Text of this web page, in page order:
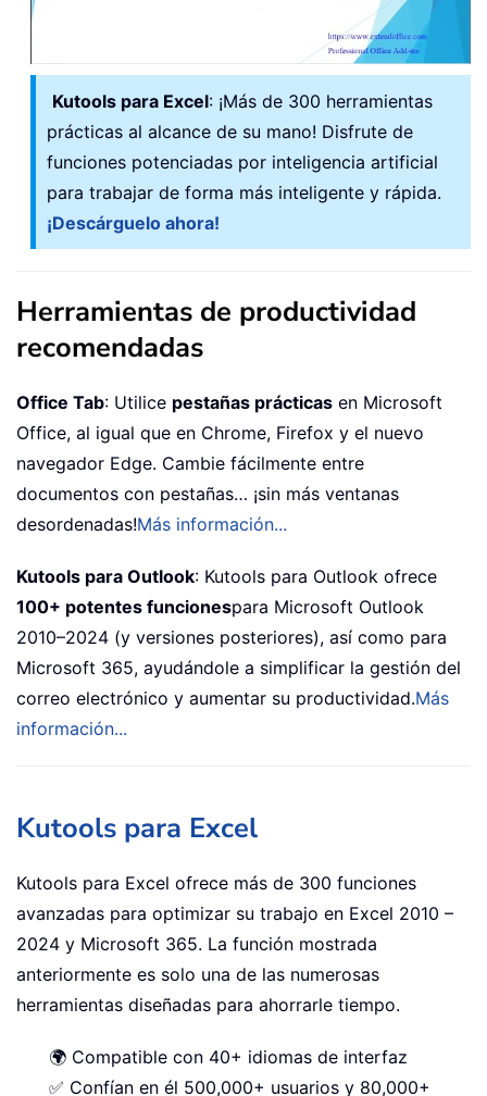
Kutools para Excel: ¡Más de 300 herramientas
prácticas al alcance de su mano! Disfrute de
funciones potenciadas por inteligencia artificial
para trabajar de forma más inteligente y rápida.
¡Descárguelo ahora!
Herramientas de productividad
recomendadas
Office Tab: Utilice pestañas prácticas en Microsoft
Office, al igual que en Chrome, Firefox y el nuevo
navegador Edge. Cambie fácilmente entre
documentos con pestañas… ¡sin más ventanas
desordenadas!Más información...
Kutools para Outlook: Kutools para Outlook ofrece
100+ potentes funcionespara Microsoft Outlook
2010–2024 (y versiones posteriores), así como para
Microsoft 365, ayudándole a simplificar la gestión del
correo electrónico y aumentar su productividad.Más
información...
Kutools para Excel
Kutools para Excel ofrece más de 300 funciones
avanzadas para optimizar su trabajo en Excel 2010 –
2024 y Microsoft 365. La función mostrada
anteriormente es solo una de las numerosas
herramientas diseñadas para ahorrarle tiempo.
🌍 Compatible con 40+ idiomas de interfaz
✅ Confían en él 500,000+ usuarios y 80,000+